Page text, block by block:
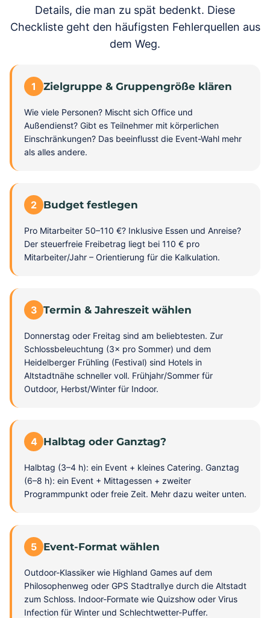
Details, die man zu spät bedenkt. Diese
Checkliste geht den häufigsten Fehlerquellen aus
dem Weg.
1 Zielgruppe & Gruppengröße klären
Wie viele Personen? Mischt sich Office und
Außendienst? Gibt es Teilnehmer mit körperlichen
Einschränkungen? Das beeinflusst die Event-Wahl mehr
als alles andere.
2 Budget festlegen
Pro Mitarbeiter 50–110 €? Inklusive Essen und Anreise?
Der steuerfreie Freibetrag liegt bei 110 € pro
Mitarbeiter/Jahr – Orientierung für die Kalkulation.
3 Termin & Jahreszeit wählen
Donnerstag oder Freitag sind am beliebtesten. Zur
Schlossbeleuchtung (3× pro Sommer) und dem
Heidelberger Frühling (Festival) sind Hotels in
Altstadtnähe schneller voll. Frühjahr/Sommer für
Outdoor, Herbst/Winter für Indoor.
4 Halbtag oder Ganztag?
Halbtag (3–4 h): ein Event + kleines Catering. Ganztag
(6–8 h): ein Event + Mittagessen + zweiter
Programmpunkt oder freie Zeit. Mehr dazu weiter unten.
5 Event-Format wählen
Outdoor-Klassiker wie Highland Games auf dem
Philosophenweg oder GPS Stadtrallye durch die Altstadt
zum Schloss. Indoor-Formate wie Quizshow oder Virus
Infection für Winter und Schlechtwetter-Puffer.